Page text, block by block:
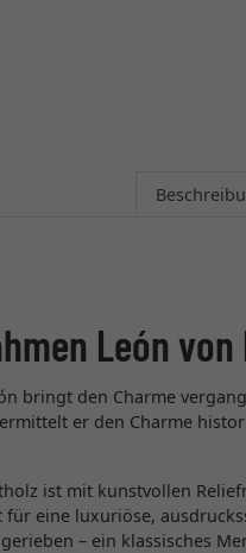
León von
bringt den Charme
er den Charme
ist mit kunstvollen
eine luxuriöse,
– ein klassisches